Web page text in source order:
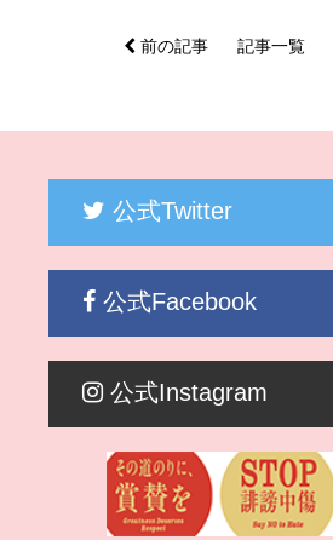
前の記事 記事一覧
公式Twitter
公式Facebook
公式Instagram